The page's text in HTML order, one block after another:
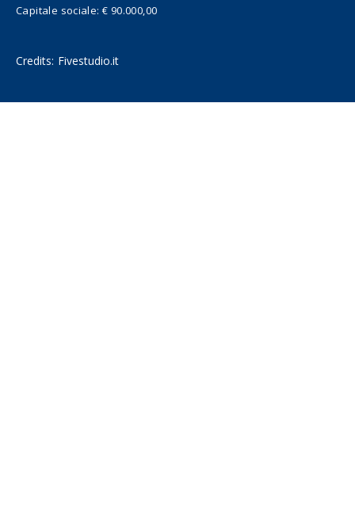
Capitale sociale: € 90.000,00
Credits: Fivestudio.it